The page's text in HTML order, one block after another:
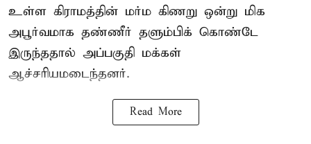
உள்ள கிராமத்தின் மர்ம கிணறு ஒன்று மிக
அபூர்வமாக தண்ணீர் தளும்பிக் கொண்டே
இருந்ததால் அப்பகுதி மக்கள்
ஆச்சரியமடைந்தனர்.
Read More